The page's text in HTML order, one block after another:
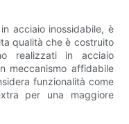
acciaio inossidabile, è
qualità che è costruito
realizzati in acciaio
meccanismo affidabile
funzionalità come
per una maggiore